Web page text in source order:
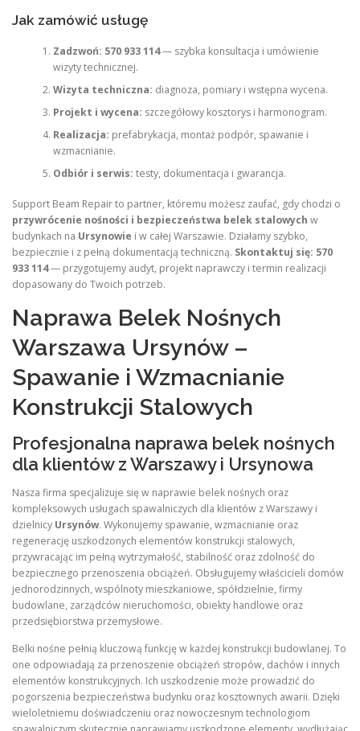
Jak zamówić usługę
Zadzwoń: 570 933 114— szybka konsultacja i umówienie
wizyty technicznej.
Wizyta techniczna: diagnoza, pomiary i wstępna wycena.
Projekt i wycena: szczegółowy kosztorys i harmonogram.
Realizacja: prefabrykacja, montaż podpór, spawanie i
wzmacnianie.
Odbiór i serwis: testy, dokumentacja i gwarancja.
Support Beam Repair to partner, któremu możesz zaufać, gdy chodzi o
przywrócenie nośności i bezpieczeństwa belek stalowych w
budynkach na Ursynowie i w całej Warszawie. Działamy szybko,
bezpiecznie i z pełną dokumentacją techniczną. Skontaktuj się: 570
933 114— przygotujemy audyt, projekt naprawczy i termin realizacji
dopasowany do Twoich potrzeb.
Naprawa Belek Nośnych
Warszawa Ursynów –
Spawanie i Wzmacnianie
Konstrukcji Stalowych
Profesjonalna naprawa belek nośnych
dla klientów z Warszawy i Ursynowa
Nasza firma specjalizuje się w naprawie belek nośnych oraz
kompleksowych usługach spawalniczych dla klientów z Warszawy i
dzielnicy Ursynów. Wykonujemy spawanie, wzmacnianie oraz
regenerację uszkodzonych elementów konstrukcji stalowych,
przywracając im pełną wytrzymałość, stabilność oraz zdolność do
bezpiecznego przenoszenia obciążeń. Obsługujemy właścicieli domów
jednorodzinnych, wspólnoty mieszkaniowe, spółdzielnie, firmy
budowlane, zarządców nieruchomości, obiekty handlowe oraz
przedsiębiorstwa przemysłowe.
Belki nośne pełnią kluczową funkcję w każdej konstrukcji budowlanej. To
one odpowiadają za przenoszenie obciążeń stropów, dachów i innych
elementów konstrukcyjnych. Ich uszkodzenie może prowadzić do
pogorszenia bezpieczeństwa budynku oraz kosztownych awarii. Dzięki
wieloletniemu doświadczeniu oraz nowoczesnym technologiom